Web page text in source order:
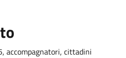
accompagnatori, cittadini